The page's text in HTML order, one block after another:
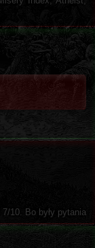
10. Bo były pytania